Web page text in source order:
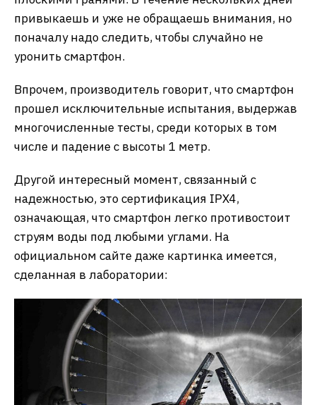
привыкаешь и уже не обращаешь внимания, но
поначалу надо следить, чтобы случайно не
уронить смартфон.
Впрочем, производитель говорит, что смартфон
прошел исключительные испытания, выдержав
многочисленные тесты, среди которых в том
числе и падение с высоты 1 метр.
Другой интересный момент, связанный с
надежностью, это сертификация IPX4,
означающая, что смартфон легко противостоит
струям воды под любыми углами. На
официальном сайте даже картинка имеется,
сделанная в лаборатории: